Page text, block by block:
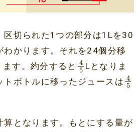
区切られた1つの部分は1Lを30
わかります。それを24個分移
ます。約分すると 4
5
4 5Lとなりま
トボトルに移ったジュースは 4
5
4
算となります。もとにする量が